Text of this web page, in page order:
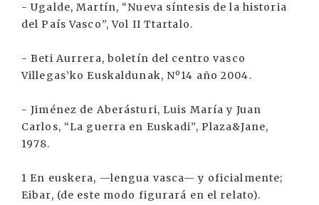
- Ugalde, Martín, “Nueva síntesis de la historia
del País Vasco”, Vol II Ttartalo.
- Beti Aurrera, boletín del centro vasco
Villegas’ko Euskaldunak, Nº14 año 2004.
- Jiménez de Aberásturi, Luis María y Juan
Carlos, “La guerra en Euskadi”, Plaza&Jane,
1978.
1 En euskera, —lengua vasca— y oficialmente;
Eibar, (de este modo figurará en el relato).